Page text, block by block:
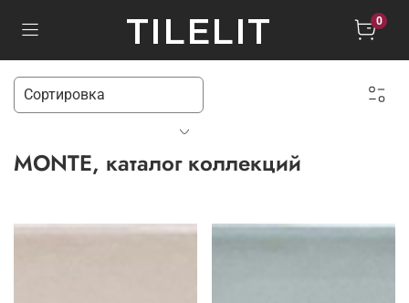
TILELIT 0
MONTE, каталог коллекций